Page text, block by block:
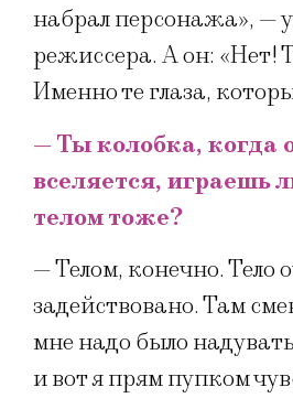
набрал персонажа», —
режиссера. А он: «Нет!
Именно те глаза,
— Ты колобка, когда
вселяется, играешь
телом тоже?
— Телом, конечно. Тело
задействовано. Там
мне надо было
и вот я прям пупком